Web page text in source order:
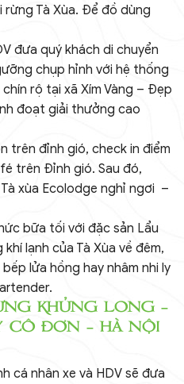
Tà Xùa. Để đồ dùng
đưa quý khách di chuyển
chụp hỉnh với hệ thống
rộ tại xã Xím Vàng – Đẹp
đoạt giải thưởng cao
trên đỉnh gió, check in điểm
trên Đỉnh gió. Sau đó,
xùa Ecolodge nghỉ ngơi –
bữa tối với đặc sản Lẩu
lạnh của Tà Xùa về đêm,
lửa hồng hay nhâm nhi ly
KHỦNG LONG –
CÔ ĐƠN – HÀ NỘI
cá nhân xe và HDV sẽ đưa